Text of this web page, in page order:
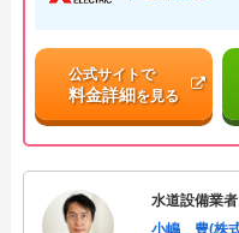
公式サイトで
料金詳細を見る
水道設備業
小嶋 豊(株